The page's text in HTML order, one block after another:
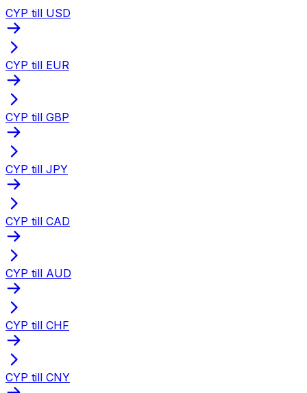
CYP till USD
CYP till EUR
CYP till GBP
CYP till JPY
CYP till CAD
CYP till AUD
CYP till CHF
CYP till CNY